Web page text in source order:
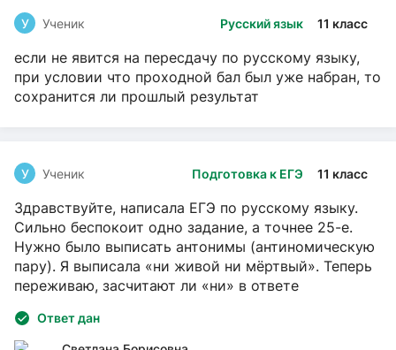
Русский язык 11 класс
У Ученик
если не явится на пересдачу по русскому языку,
при условии что проходной бал был уже набран, то
сохранится ли прошлый результат
Подготовка к ЕГЭ 11 класс
У Ученик
Здравствуйте, написала ЕГЭ по русскому языку.
Сильно беспокоит одно задание, а точнее 25-е.
Нужно было выписать антонимы (антиномическую
пару). Я выписала «ни живой ни мёртвый». Теперь
переживаю, засчитают ли «ни» в ответе
Ответ дан